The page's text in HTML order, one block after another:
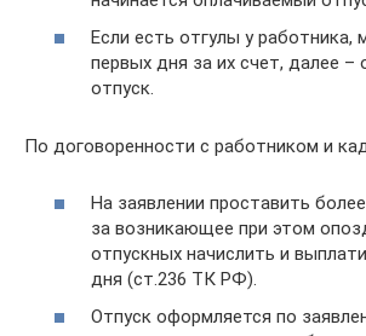
Если есть отгулы у работника,
первых дня за их счет, далее –
отпуск.
По договоренности с работником и
На заявлении проставить
за возникающее при этом
отпускных начислить и
дня (ст.236 ТК РФ).
Отпуск оформляется по